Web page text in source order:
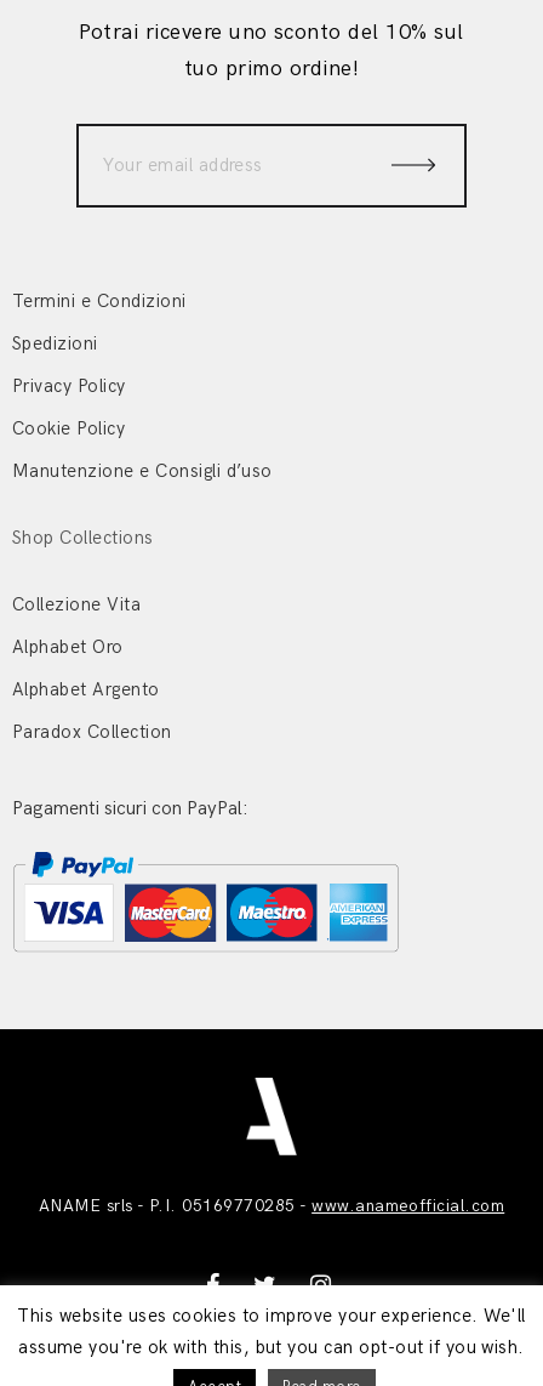
Potrai ricevere uno sconto del 10% sul
tuo primo ordine!
Termini e Condizioni
Spedizioni
Privacy Policy
Cookie Policy
Manutenzione e Consigli d’uso
Shop Collections
Collezione Vita
Alphabet Oro
Alphabet Argento
Paradox Collection
Pagamenti sicuri con PayPal:
ANAME srls - P.I. 05169770285 -www.anameofficial.com
This website uses cookies to improve your experience. We'll
assume you're ok with this, but you can opt-out if you wish.